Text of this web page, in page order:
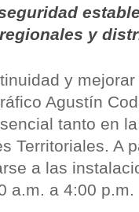
y
y
Agustín
tanto en
Territoriales. A
a las
a.m. a 4:00 p.m.